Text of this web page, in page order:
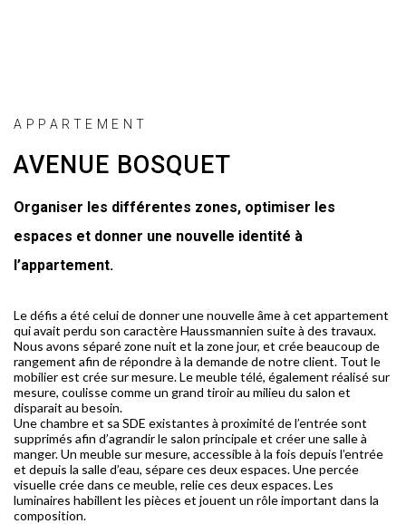
APPARTEMENT
AVENUE BOSQUET
Organiser les différentes zones, optimiser les
espaces et donner une nouvelle identité à
l’appartement.
Le défis a été celui de donner une nouvelle âme à cet appartement
qui avait perdu son caractère Haussmannien suite à des travaux.
Nous avons séparé zone nuit et la zone jour, et crée beaucoup de
rangement afin de répondre à la demande de notre client. Tout le
mobilier est crée sur mesure. Le meuble télé, également réalisé sur
mesure, coulisse comme un grand tiroir au milieu du salon et
disparait au besoin.
Une chambre et sa SDE existantes à proximité de l’entrée sont
supprimés afin d’agrandir le salon principale et créer une salle à
manger. Un meuble sur mesure, accessible à la fois depuis l’entrée
et depuis la salle d’eau, sépare ces deux espaces. Une percée
visuelle crée dans ce meuble, relie ces deux espaces. Les
luminaires habillent les pièces et jouent un rôle important dans la
composition.